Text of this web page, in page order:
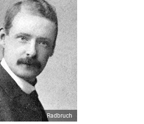
Radbruch:
Radbruch:
bagi Gustav Radbruch:
karya Gustav Radbruch yang disebutkan
pemikiran Gustav Radbruch beserta
menurut Gustav Radbruch beserta
menurut Gustav Radbruch beserta
Radbruch